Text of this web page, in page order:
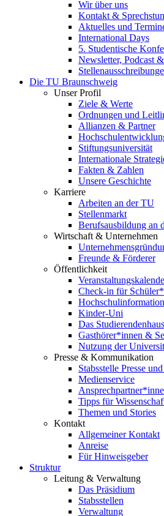
Wir über uns
Kontakt &
Aktuelles und
International Days
5. Studentische
Newsletter, Podcast
Die TU Braunschweig
Unser Profil
Ziele & Werte
Ordnungen und
Allianzen & Partner
Stiftungsuniversität
Internationale
Fakten & Zahlen
Unsere Geschichte
Karriere
Arbeiten an der TU
Stellenmarkt
Berufsausbildung an
Wirtschaft & Unternehmen
Freunde & Förderer
Öffentlichkeit
Check-in für
Kinder-Uni
Das Studierendenhaus
Gasthörer*innen &
Nutzung der
Presse & Kommunikation
Stabsstelle Presse
Medienservice
Tipps für
Themen und Stories
Kontakt
Allgemeiner Kontakt
Anreise
Für Hinweisgeber
Struktur
Leitung & Verwaltung
Das Präsidium
Stabsstellen
Verwaltung